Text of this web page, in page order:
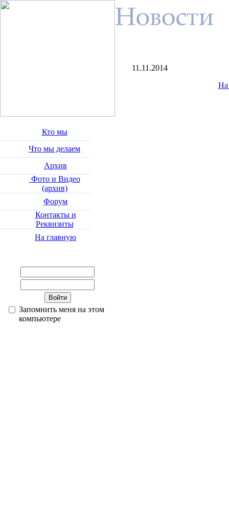
Кто мы
Что мы делаем
Архив
Фото и Видео
(архив)
Форум
Контакты и
Реквизиты
На главную
Запомнить меня на этом
компьютере
11.11.2014
На